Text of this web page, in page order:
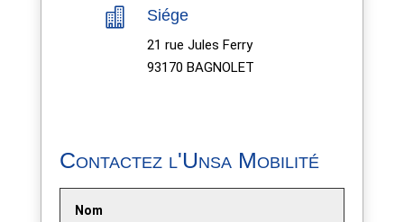
 Siége
21 rue Jules Ferry
93170 BAGNOLET
Contactez l'Unsa Mobilité